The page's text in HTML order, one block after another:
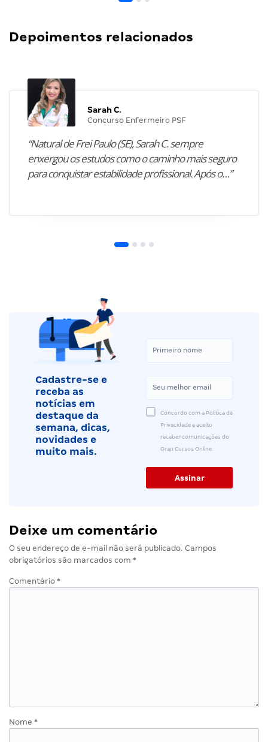
Depoimentos relacionados
Sarah C.
Concurso Enfermeiro PSF
“Natural de Frei Paulo (SE), Sarah C. sempre
enxergou os estudos como o caminho mais seguro
para conquistar estabilidade profissional. Após o…”
Cadastre-se e
receba as
notícias em
destaque da
semana, dicas,
novidades e
muito mais.
Concordo com a Política de
Privacidade e aceito
receber comunicações do
Gran Cursos Online.
Deixe um comentário
O seu endereço de e-mail não será publicado. Campos
obrigatórios são marcados com *
Comentário *
Nome *